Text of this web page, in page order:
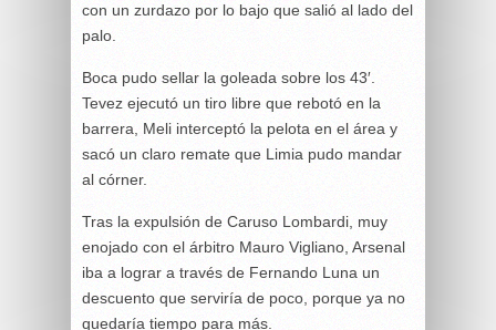
con un zurdazo por lo bajo que salió al lado del
palo.
Boca pudo sellar la goleada sobre los 43′.
Tevez ejecutó un tiro libre que rebotó en la
barrera, Meli interceptó la pelota en el área y
sacó un claro remate que Limia pudo mandar
al córner.
Tras la expulsión de Caruso Lombardi, muy
enojado con el árbitro Mauro Vigliano, Arsenal
iba a lograr a través de Fernando Luna un
descuento que serviría de poco, porque ya no
quedaría tiempo para más.